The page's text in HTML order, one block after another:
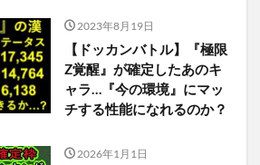
2023年8月19日
【ドッカンバトル】『極限
Z覚醒』が確定したあのキ
ャラ…『今の環境』にマッ
チする性能になれるのか？
2026年1月1日